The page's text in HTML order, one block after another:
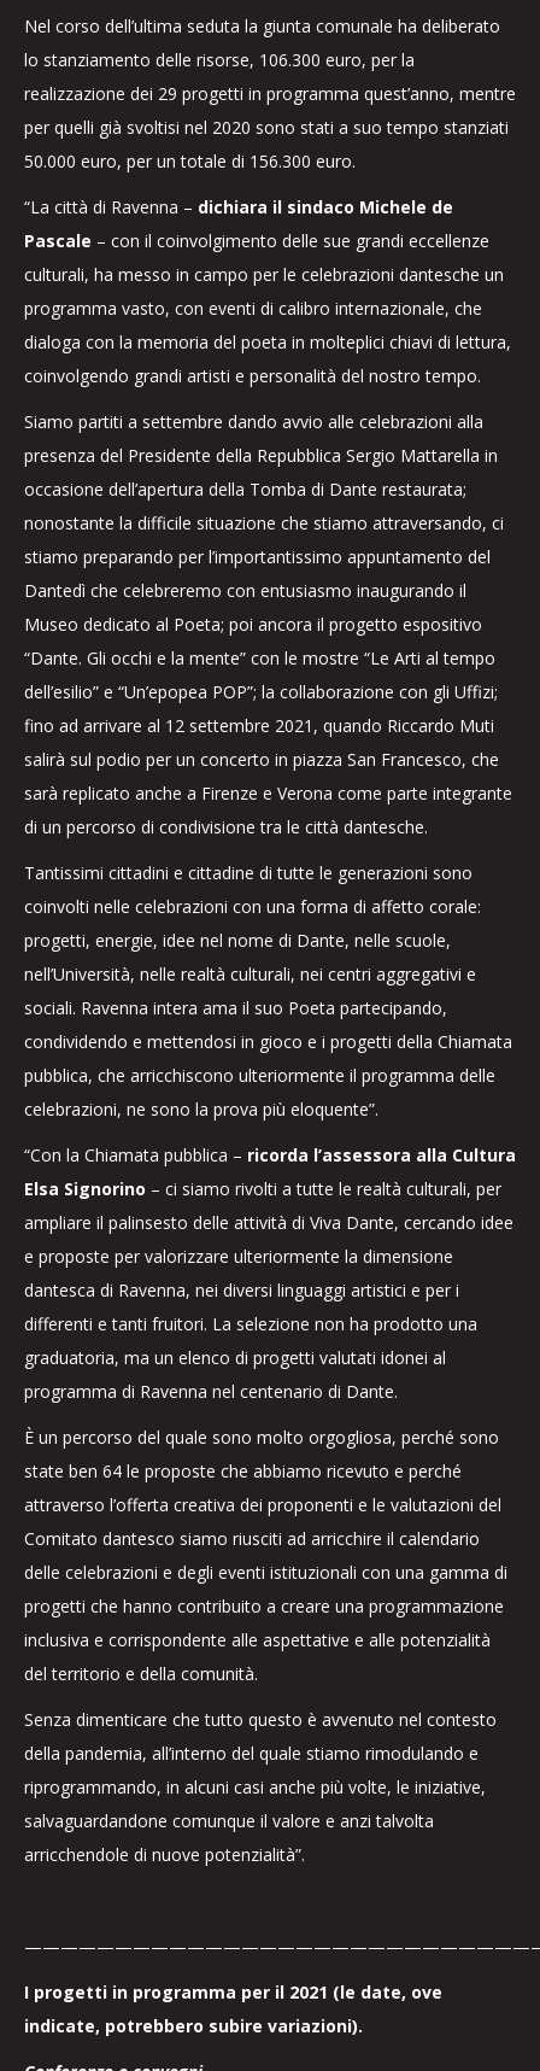
Nel corso dell’ultima seduta la giunta comunale ha deliberato
lo stanziamento delle risorse, 106.300 euro, per la
realizzazione dei 29 progetti in programma quest’anno, mentre
per quelli già svoltisi nel 2020 sono stati a suo tempo stanziati
50.000 euro, per un totale di 156.300 euro.
“La città di Ravenna – dichiara il sindaco Michele de
Pascale – con il coinvolgimento delle sue grandi eccellenze
culturali, ha messo in campo per le celebrazioni dantesche un
programma vasto, con eventi di calibro internazionale, che
dialoga con la memoria del poeta in molteplici chiavi di lettura,
coinvolgendo grandi artisti e personalità del nostro tempo.
Siamo partiti a settembre dando avvio alle celebrazioni alla
presenza del Presidente della Repubblica Sergio Mattarella in
occasione dell’apertura della Tomba di Dante restaurata;
nonostante la difficile situazione che stiamo attraversando, ci
stiamo preparando per l’importantissimo appuntamento del
Dantedì che celebreremo con entusiasmo inaugurando il
Museo dedicato al Poeta; poi ancora il progetto espositivo
“Dante. Gli occhi e la mente” con le mostre “Le Arti al tempo
dell’esilio” e “Un’epopea POP”; la collaborazione con gli Uffizi;
fino ad arrivare al 12 settembre 2021, quando Riccardo Muti
salirà sul podio per un concerto in piazza San Francesco, che
sarà replicato anche a Firenze e Verona come parte integrante
di un percorso di condivisione tra le città dantesche.
Tantissimi cittadini e cittadine di tutte le generazioni sono
coinvolti nelle celebrazioni con una forma di affetto corale:
progetti, energie, idee nel nome di Dante, nelle scuole,
nell’Università, nelle realtà culturali, nei centri aggregativi e
sociali. Ravenna intera ama il suo Poeta partecipando,
condividendo e mettendosi in gioco e i progetti della Chiamata
pubblica, che arricchiscono ulteriormente il programma delle
celebrazioni, ne sono la prova più eloquente”.
“Con la Chiamata pubblica – ricorda l’assessora alla Cultura
Elsa Signorino – ci siamo rivolti a tutte le realtà culturali, per
ampliare il palinsesto delle attività di Viva Dante, cercando idee
e proposte per valorizzare ulteriormente la dimensione
dantesca di Ravenna, nei diversi linguaggi artistici e per i
differenti e tanti fruitori. La selezione non ha prodotto una
graduatoria, ma un elenco di progetti valutati idonei al
programma di Ravenna nel centenario di Dante.
È un percorso del quale sono molto orgogliosa, perché sono
state ben 64 le proposte che abbiamo ricevuto e perché
attraverso l’offerta creativa dei proponenti e le valutazioni del
Comitato dantesco siamo riusciti ad arricchire il calendario
delle celebrazioni e degli eventi istituzionali con una gamma di
progetti che hanno contribuito a creare una programmazione
inclusiva e corrispondente alle aspettative e alle potenzialità
del territorio e della comunità.
Senza dimenticare che tutto questo è avvenuto nel contesto
della pandemia, all’interno del quale stiamo rimodulando e
riprogrammando, in alcuni casi anche più volte, le iniziative,
salvaguardandone comunque il valore e anzi talvolta
arricchendole di nuove potenzialità”.
I progetti in programma per il 2021 (le date, ove
indicate, potrebbero subire variazioni).